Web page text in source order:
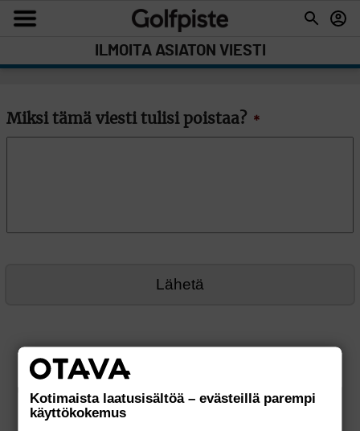
ILMOITA ASIATON VIESTI
Miksi tämä viesti tulisi poistaa? *
Kotimaista laatusisältöä – evästeillä parempi
käyttökokemus